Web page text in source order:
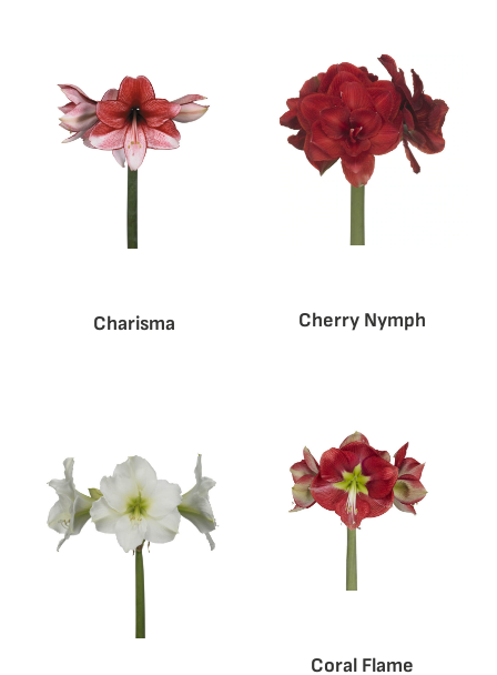
Charisma Cherry Nymph
Coral Flame